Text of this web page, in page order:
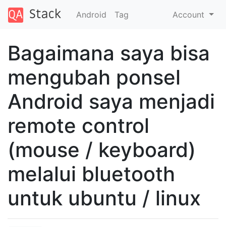
Android Tag Account
Bagaimana saya bisa
mengubah ponsel
Android saya menjadi
remote control
(mouse / keyboard)
melalui bluetooth
untuk ubuntu / linux